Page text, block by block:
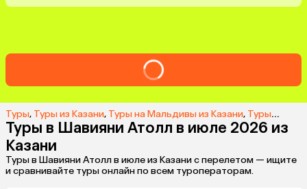
Туры, Туры из Казани, Туры на Мальдивы из Казани, Туры в Шавияни Атолл из Казани
Туры в Шавияни Атолл в июле 2026 из
Казани
Туры в Шавияни Атолл в июле из Казани с перелетом — ищите
и сравнивайте туры онлайн по всем туроператорам.